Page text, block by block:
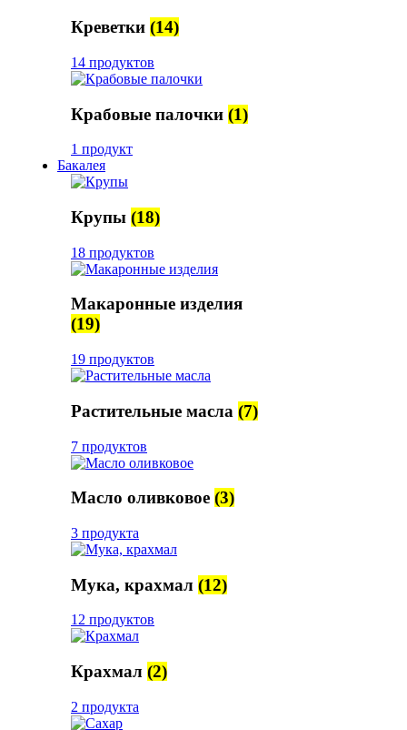
Креветки (14)
14 продуктов
Крабовые палочки (1)
1 продукт
Бакалея
Крупы (18)
18 продуктов
Макаронные изделия
(19)
19 продуктов
Растительные масла (7)
7 продуктов
Масло оливковое (3)
3 продукта
Мука, крахмал (12)
12 продуктов
Крахмал (2)
2 продукта